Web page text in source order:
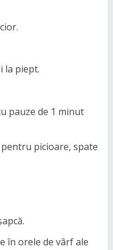
la piept.
pauze de 1 minut
picioare, spate
în orele de vârf ale